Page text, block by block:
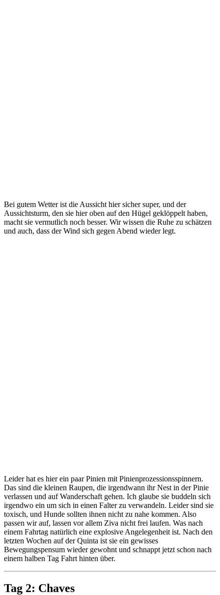
Bei gutem Wetter ist die Aussicht hier sicher super, und der
Aussichtsturm, den sie hier oben auf den Hügel geklöppelt haben,
macht sie vermutlich noch besser. Wir wissen die Ruhe zu schätzen
und auch, dass der Wind sich gegen Abend wieder legt.
Leider hat es hier ein paar Pinien mit Pinienprozessionsspinnern.
Das sind die kleinen Raupen, die irgendwann ihr Nest in der Pinie
verlassen und auf Wanderschaft gehen. Ich glaube sie buddeln sich
irgendwo ein um sich in einen Falter zu verwandeln. Leider sind sie
toxisch, und Hunde sollten ihnen nicht zu nahe kommen. Also
passen wir auf, lassen vor allem Ziva nicht frei laufen. Was nach
einem Fahrtag natürlich eine explosive Angelegenheit ist. Nach den
letzten Wochen auf der Quinta ist sie ein gewisses
Bewegungspensum wieder gewohnt und schnappt jetzt schon nach
einem halben Tag Fahrt hinten über.
Tag 2: Chaves